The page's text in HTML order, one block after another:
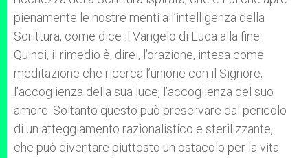
pienamente le nostre menti all’intelligenza della
Scrittura, come dice il Vangelo di Luca alla fine.
Quindi, il rimedio è, direi, l’orazione, intesa come
meditazione che ricerca l’unione con il Signore,
l’accoglienza della sua luce, l’accoglienza del suo
amore. Soltanto questo può preservare dal pericolo
di un atteggiamento razionalistico e sterilizzante,
che può diventare piuttosto un ostacolo per la vita